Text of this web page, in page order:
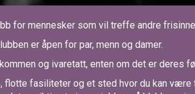
for mennesker som vil treffe andre
er åpen for par, menn og damer.
og ivaretatt, enten om det er deres
fasiliteter og et sted hvor du kan være